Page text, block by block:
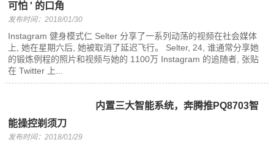
可怕 ' 的口角
发布时间：2018/01/30
Instagram 健身模式仁 Selter 分享了一系列动荡的视频在社会媒体
上, 她在星期六后, 她被取消了延迟飞行。 Selter, 24, 谁通常分享她
的锻炼例程的照片和视频与她的 1100万 Instagram 的追随者, 张贴
在 Twitter 上...
内置三大智能系统，奔腾推PQ8703智
能操控剃须刀
发布时间：2018/01/29